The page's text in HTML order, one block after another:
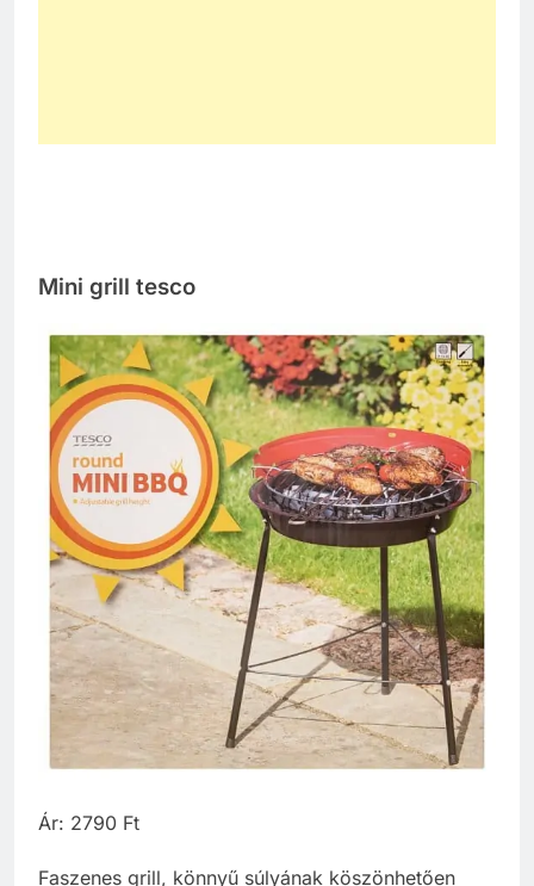
Mini grill tesco
Ár: 2790 Ft
Faszenes grill, könnyű súlyának köszönhetően